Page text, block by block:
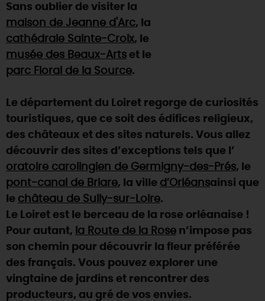
AUJOURD'HUI
DEMAIN
CE WEEK-END
CETTE SEMAINE
TOUT L'AGENDA
Sans oublier de visiter la
maison de Jeanne d'Arc, la
cathédrale Sainte-Croix, le
musée des Beaux-Arts et le
parc Floral de la Source.
Le département du Loiret regorge de curiosités
touristiques, que ce soit des édifices religieux,
des châteaux et des sites naturels. Vous allez
découvrir des sites d’exceptions tels que l’
oratoire carolingien de Germigny-des-Prés, le
pont-canal de Briare, la ville d’Orléansainsi que
le château de Sully-sur-Loire.
Le Loiret est le berceau de la rose orléanaise !
Pour autant, la Route de la Rose n’impose pas
son chemin pour découvrir la fleur préférée
des français. Vous pouvez explorer une
vingtaine de jardins et rencontrer des
producteurs, au gré de vos envies.